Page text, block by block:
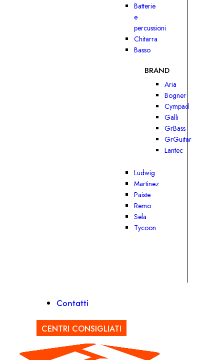
Batterie
e
percussioni
Chitarra
Basso
BRAND
Aria
Bogner
Cympad
Galli
GrBass
GrGuitar
Lantec
Ludwig
Martinez
Paiste
Remo
Sela
Tycoon
Contatti
CENTRI CONSIGLIATI